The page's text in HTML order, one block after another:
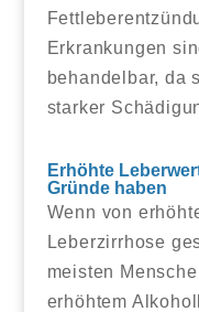
Erkrankungen
behandelbar, da
starker
Erhöhte
Gründe haben
Wenn von
Leberzirrhose
meisten
erhöhtem